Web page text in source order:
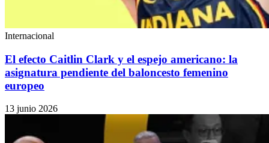
Internacional
El efecto Caitlin Clark y el espejo americano: la
asignatura pendiente del baloncesto femenino
europeo
13 junio 2026